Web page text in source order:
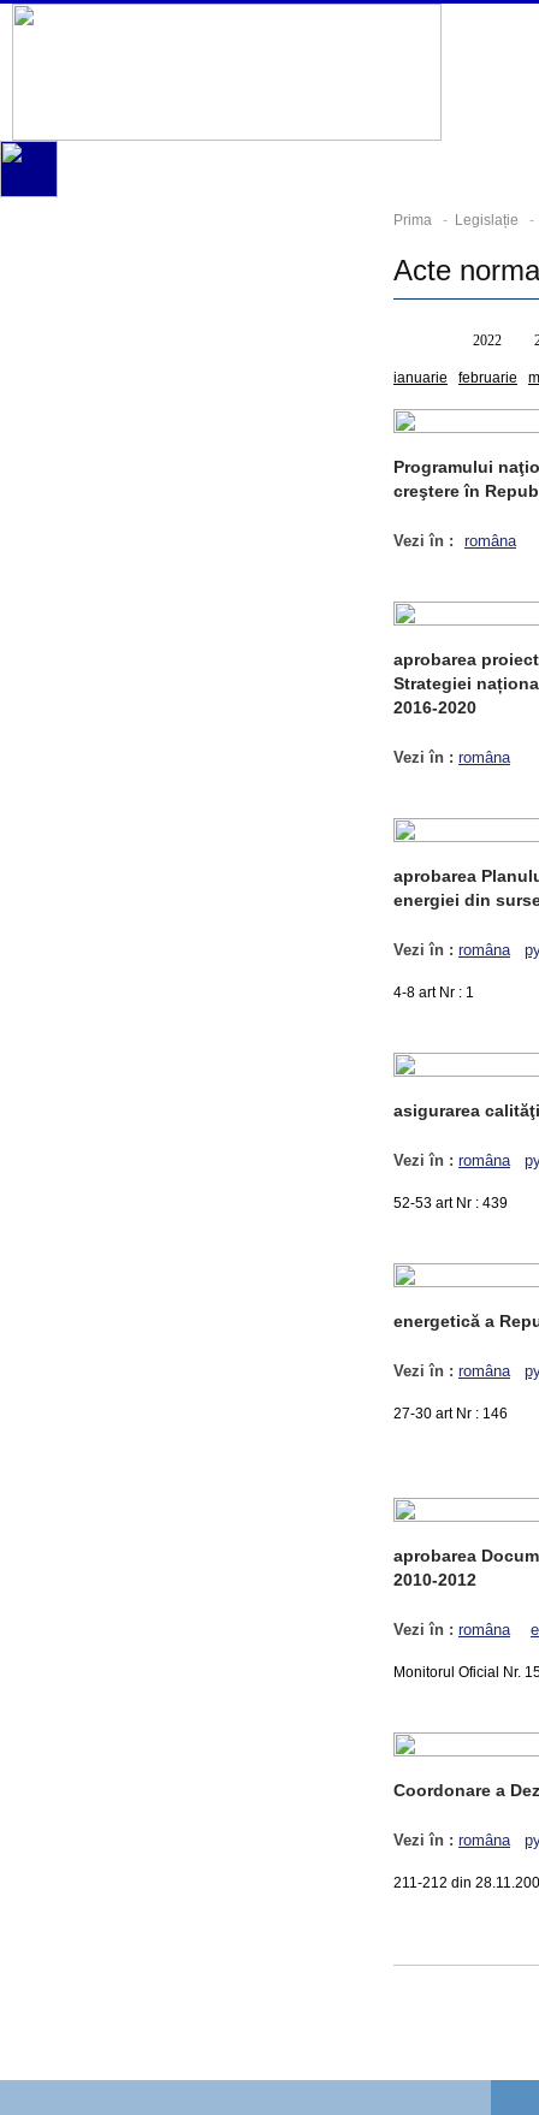
Prima - Legislație -
Acte
2022
ianuarie februarie
Programului
creştere în
Vezi în : româna
aprobarea
Strategiei
2016-2020
Vezi în : româna
aprobarea
energiei din
Vezi în : româna
4-8 art Nr : 1
asigurarea
Vezi în : româna
52-53 art Nr : 439
energetică a
Vezi în : româna
27-30 art Nr : 146
aprobarea
2010-2012
Vezi în : româna
Monitorul Oficial Nr.
Coordonare a
Vezi în : româna
211-212 din